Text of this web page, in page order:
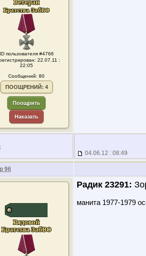
ID пользователя #4766
22.07.11 :
22:05
Сообщений: 80
ПООЩРЕНИЙ: 4
Поощрить
Наказать
04.06.12 : 08:49
96
Радик 23291:
манита 1977-1979